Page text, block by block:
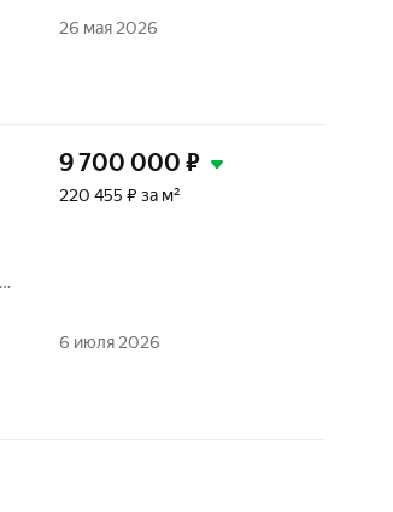
26 мая 2026
9 700 000 ₽
220 455 ₽ за м²
6 июля 2026